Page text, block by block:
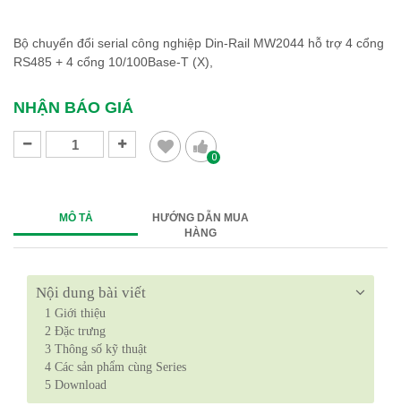
Bộ chuyển đổi serial công nghiệp Din-Rail MW2044 hỗ trợ 4 cổng
RS485 + 4 cổng 10/100Base-T (X),​​​​​​​
NHẬN BÁO GIÁ
0
MÔ TẢ
HƯỚNG DẪN MUA
HÀNG
Nội dung bài viết
1 Giới thiệu
2 Đặc trưng
3 Thông số kỹ thuật
4 Các sản phẩm cùng Series
5 Download